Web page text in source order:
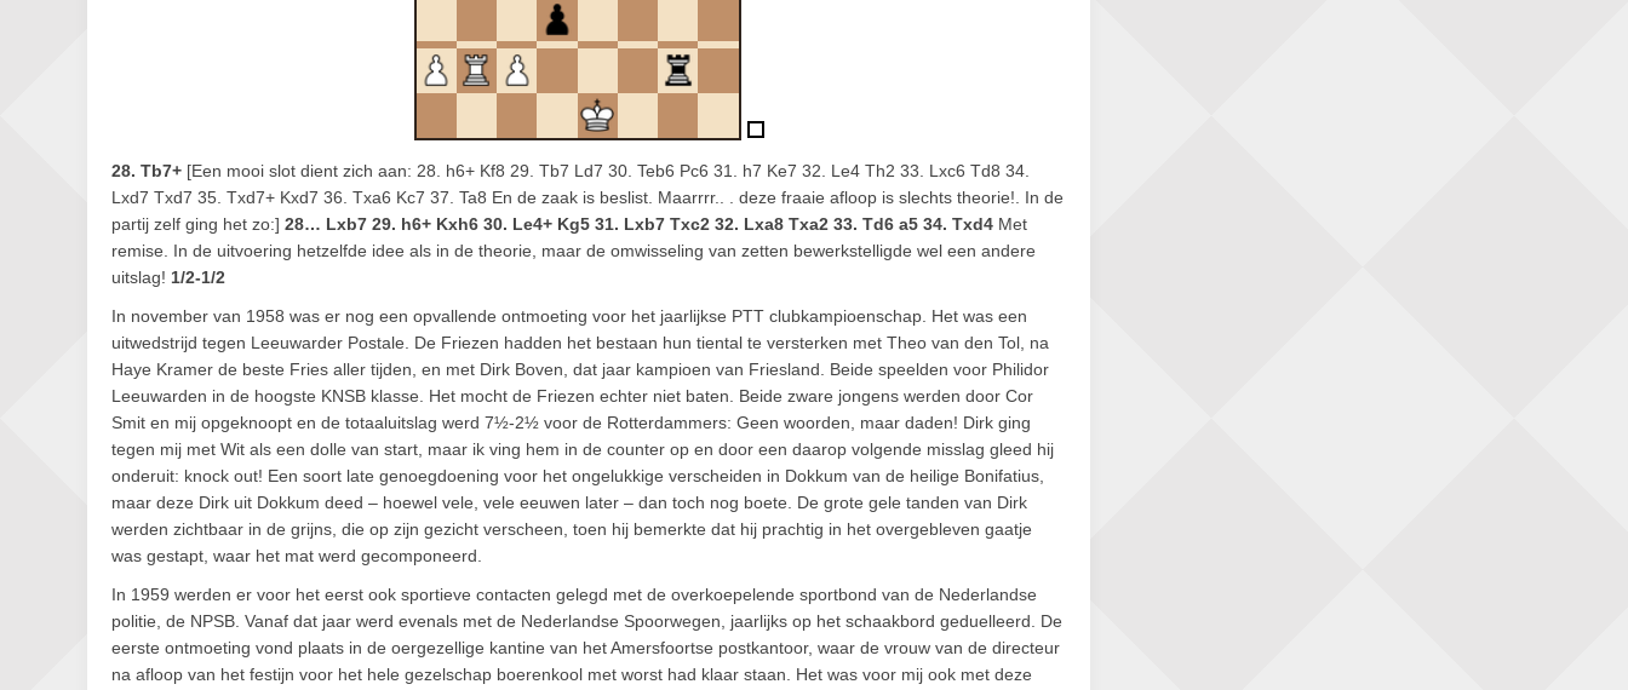
28. Tb7+ [Een mooi slot dient zich aan: 28. h6+ Kf8 29. Tb7 Ld7 30. Teb6 Pc6 31. h7 Ke7 32. Le4 Th2 33. Lxc6 Td8 34.
Lxd7 Txd7 35. Txd7+ Kxd7 36. Txa6 Kc7 37. Ta8 En de zaak is beslist. Maarrrr.. . deze fraaie afloop is slechts theorie!. In de
partij zelf ging het zo:] 28… Lxb7 29. h6+ Kxh6 30. Le4+ Kg5 31. Lxb7 Txc2 32. Lxa8 Txa2 33. Td6 a5 34. Txd4 Met
remise. In de uitvoering hetzelfde idee als in de theorie, maar de omwisseling van zetten bewerkstelligde wel een andere
uitslag! 1/2-1/2
In november van 1958 was er nog een opvallende ontmoeting voor het jaarlijkse PTT clubkampioenschap. Het was een
uitwedstrijd tegen Leeuwarder Postale. De Friezen hadden het bestaan hun tiental te versterken met Theo van den Tol, na
Haye Kramer de beste Fries aller tijden, en met Dirk Boven, dat jaar kampioen van Friesland. Beide speelden voor Philidor
Leeuwarden in de hoogste KNSB klasse. Het mocht de Friezen echter niet baten. Beide zware jongens werden door Cor
Smit en mij opgeknoopt en de totaaluitslag werd 7½-2½ voor de Rotterdammers: Geen woorden, maar daden! Dirk ging
tegen mij met Wit als een dolle van start, maar ik ving hem in de counter op en door een daarop volgende misslag gleed hij
onderuit: knock out! Een soort late genoegdoening voor het ongelukkige verscheiden in Dokkum van de heilige Bonifatius,
maar deze Dirk uit Dokkum deed – hoewel vele, vele eeuwen later – dan toch nog boete. De grote gele tanden van Dirk
werden zichtbaar in de grijns, die op zijn gezicht verscheen, toen hij bemerkte dat hij prachtig in het overgebleven gaatje
was gestapt, waar het mat werd gecomponeerd.
In 1959 werden er voor het eerst ook sportieve contacten gelegd met de overkoepelende sportbond van de Nederlandse
politie, de NPSB. Vanaf dat jaar werd evenals met de Nederlandse Spoorwegen, jaarlijks op het schaakbord geduelleerd. De
eerste ontmoeting vond plaats in de oergezellige kantine van het Amersfoortse postkantoor, waar de vrouw van de directeur
na afloop van het festijn voor het hele gezelschap boerenkool met worst had klaar staan. Het was voor mij ook met deze